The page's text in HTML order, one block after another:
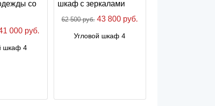
000 руб.
шкаф 4
62 500 руб. 43 800 руб.
Угловой шкаф 4